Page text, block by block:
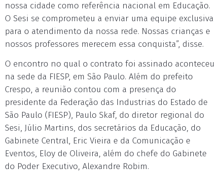
nossa cidade como referência nacional em Educação.
O Sesi se comprometeu a enviar uma equipe exclusiva
para o atendimento da nossa rede. Nossas crianças e
nossos professores merecem essa conquista”, disse.
O encontro no qual o contrato foi assinado aconteceu
na sede da FIESP, em São Paulo. Além do prefeito
Crespo, a reunião contou com a presença do
presidente da Federação das Industrias do Estado de
São Paulo (FIESP), Paulo Skaf, do diretor regional do
Sesi, Júlio Martins, dos secretários da Educação, do
Gabinete Central, Eric Vieira e da Comunicação e
Eventos, Eloy de Oliveira, além do chefe do Gabinete
do Poder Executivo, Alexandre Robim.